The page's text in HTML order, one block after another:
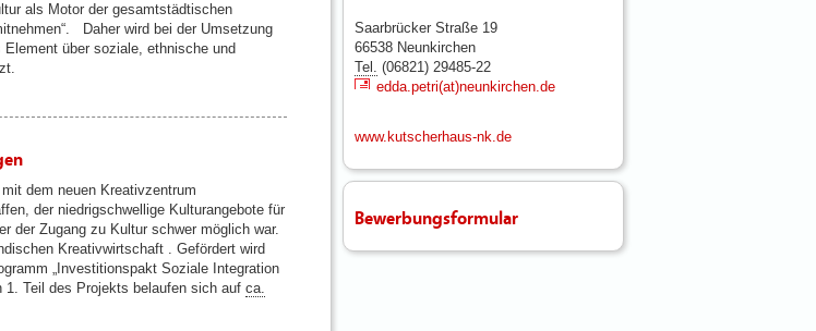
als Motor der gesamtstädtischen
Daher wird bei der Umsetzung
über soziale, ethnische und
dem neuen Kreativzentrum
der niedrigschwellige Kulturangebote für
der Zugang zu Kultur schwer möglich war.
Kreativwirtschaft . Gefördert wird
„Investitionspakt Soziale Integration
1. Teil des Projekts belaufen sich auf ca.
Saarbrücker Straße 19
66538 Neunkirchen
Tel. (06821) 29485-22
edda.petri(at)neunkirchen.de
www.kutscherhaus-nk.de
Bewerbungsformular